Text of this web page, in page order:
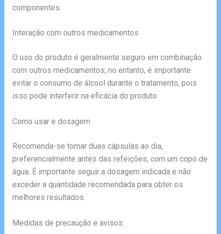
componentes.
Interação com outros medicamentos
O uso do produto é geralmente seguro em combinação
com outros medicamentos; no entanto, é importante
evitar o consumo de álcool durante o tratamento, pois
isso pode interferir na eficácia do produto.
Como usar e dosagem
Recomenda-se tomar duas cápsulas ao dia,
preferencialmente antes das refeições, com um copo de
água. É importante seguir a dosagem indicada e não
exceder a quantidade recomendada para obter os
melhores resultados.
Medidas de precaução e avisos